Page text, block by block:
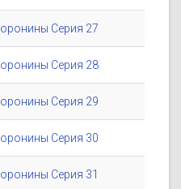
Серия 27
Серия 28
Серия 29
Серия 30
Серия 31